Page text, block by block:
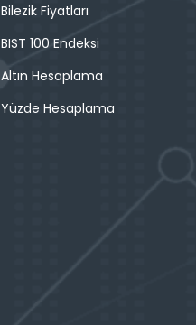
Bilezik Fiyatları
BIST 100 Endeksi
Altın Hesaplama
Yüzde Hesaplama